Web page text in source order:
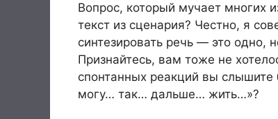
Вопрос, который мучает многих
текст из сценария? Честно, я
синтезировать речь — это одно,
Признайтесь, вам тоже не
спонтанных реакций вы
могу… так… дальше… жить…»?